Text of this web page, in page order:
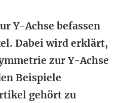
Y-Achse befassen
Dabei wird erklärt,
zur Y-Achse
Beispiele
gehört zu